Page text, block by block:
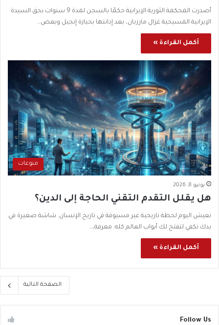
أصدرت المحكمة الثورية الإيرانية حكمًا بالسجن لمدة 9 سنوات بحق السيدة
الإيرانية المسيحية غزال مارزبان، بعد إدانتها بحيازة إنجيل وبعض…
أكمل القراءة »
منوعات
يونيو 8, 2026
هل يقلل التقدم التقني الحاجة إلى الدين؟
نعيش اليوم لحظة تاريخية غير مسبوقة في تاريخ الإنسان. شاشة صغيرة في
يدك تكفي لتفتح لك أبواب العالم كله: معرفة،…
أكمل القراءة »
الصفحة التالية
Follow Us